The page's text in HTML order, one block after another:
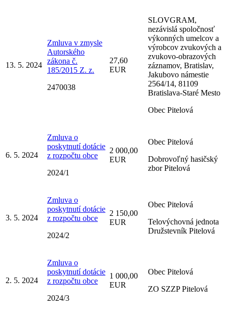
13. 5. 2024
Zmluva v zmysle
Autorského
zákona č.
185/2015 Z. z.
2470038
27,60
EUR
SLOVGRAM,
nezávislá spoločnosť
výkonných umelcov a
výrobcov zvukových a
zvukovo-obrazových
záznamov, Bratislav,
Jakubovo námestie
2564/14, 81109
Bratislava-Staré Mesto
Obec Pitelová
6. 5. 2024
Zmluva o
poskytnutí dotácie
z rozpočtu obce
2024/1
2 000,00
EUR
Obec Pitelová
Dobrovoľný hasičský
zbor Pitelová
3. 5. 2024
Zmluva o
poskytnutí dotácie
z rozpočtu obce
2024/2
2 150,00
EUR
Obec Pitelová
Telovýchovná jednota
Družstevník Pitelová
2. 5. 2024
Zmluva o
poskytnutí dotácie
z rozpočtu obce
2024/3
1 000,00
EUR
Obec Pitelová
ZO SZZP Pitelová